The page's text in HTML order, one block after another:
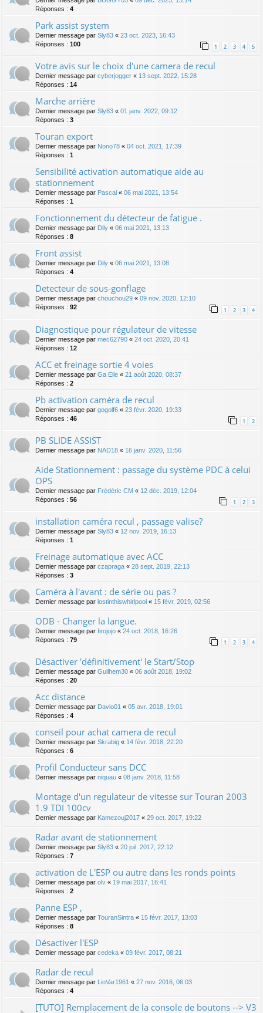
Réponses : 4
Park assist system
Dernier message par Sly83 « 23 oct. 2023, 16:43
Réponses : 100 1 2 3 4 5
Votre avis sur le choix d'une camera de recul
Dernier message par cyberjogger « 13 sept. 2022, 15:28
Réponses : 14
Marche arrière
Dernier message par Sly83 « 01 janv. 2022, 09:12
Réponses : 3
Touran export
Dernier message par Nono78 « 04 oct. 2021, 17:39
Réponses : 1
Sensibilité activation automatique aide au
stationnement
Dernier message par Pascal « 06 mai 2021, 13:54
Réponses : 1
Fonctionnement du détecteur de fatigue .
Dernier message par Dily « 06 mai 2021, 13:13
Réponses : 8
Front assist
Dernier message par Dily « 06 mai 2021, 13:08
Réponses : 4
Detecteur de sous-gonflage
Dernier message par chouchou29 « 09 nov. 2020, 12:10
Réponses : 92 1 2 3 4
Diagnostique pour régulateur de vitesse
Dernier message par mec62790 « 24 oct. 2020, 20:41
Réponses : 12
ACC et freinage sortie 4 voies
Dernier message par Ga Elle « 21 août 2020, 08:37
Réponses : 2
Pb activation caméra de recul
Dernier message par gogolf6 « 23 févr. 2020, 19:33
Réponses : 46 1 2
PB SLIDE ASSIST
Dernier message par NAD18 « 16 janv. 2020, 11:56
Aide Stationnement : passage du système PDC à celui
OPS
Dernier message par Frédéric CM « 12 déc. 2019, 12:04
Réponses : 56 1 2 3
installation caméra recul , passage valise?
Dernier message par Sly83 « 12 nov. 2019, 16:13
Réponses : 1
Freinage automatique avec ACC
Dernier message par czapraga « 28 sept. 2019, 22:13
Réponses : 3
Caméra à l'avant : de série ou pas ?
Dernier message par lostinthiswhirlpool « 15 févr. 2019, 02:56
ODB - Changer la langue.
Dernier message par firojojo « 24 oct. 2018, 16:26
Réponses : 79 1 2 3 4
Désactiver 'définitivement' le Start/Stop
Dernier message par Guilhem30 « 06 août 2018, 19:02
Réponses : 20
Acc distance
Dernier message par Davio01 « 05 avr. 2018, 19:01
Réponses : 4
conseil pour achat camera de recul
Dernier message par Skrabig « 14 févr. 2018, 22:20
Réponses : 6
Profil Conducteur sans DCC
Dernier message par niquau « 08 janv. 2018, 11:58
Montage d'un regulateur de vitesse sur Touran 2003
1.9 TDI 100cv
Dernier message par Kamezouj2017 « 29 oct. 2017, 19:22
Radar avant de stationnement
Dernier message par Sly83 « 20 juil. 2017, 22:12
Réponses : 7
activation de L'ESP ou autre dans les ronds points
Dernier message par olv « 19 mai 2017, 16:41
Réponses : 2
Panne ESP ,
Dernier message par TouranSintra « 15 févr. 2017, 13:03
Réponses : 8
Désactiver l'ESP
Dernier message par cedeka « 09 févr. 2017, 08:21
Radar de recul
Dernier message par LioVar1961 « 27 nov. 2016, 06:03
Réponses : 4
[TUTO] Remplacement de la console de boutons --> V3